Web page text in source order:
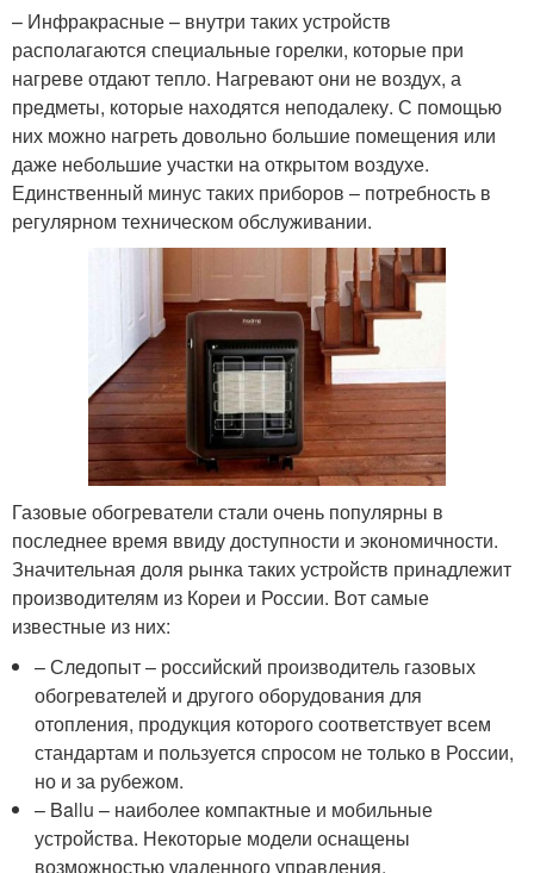
– Инфракрасные – внутри таких устройств
располагаются специальные горелки, которые при
нагреве отдают тепло. Нагревают они не воздух, а
предметы, которые находятся неподалеку. С помощью
них можно нагреть довольно большие помещения или
даже небольшие участки на открытом воздухе.
Единственный минус таких приборов – потребность в
регулярном техническом обслуживании.
Газовые обогреватели стали очень популярны в
последнее время ввиду доступности и экономичности.
Значительная доля рынка таких устройств принадлежит
производителям из Кореи и России. Вот самые
известные из них:
– Следопыт – российский производитель газовых
обогревателей и другого оборудования для
отопления, продукция которого соответствует всем
стандартам и пользуется спросом не только в России,
но и за рубежом.
– Ballu – наиболее компактные и мобильные
устройства. Некоторые модели оснащены
возможностью удаленного управления.